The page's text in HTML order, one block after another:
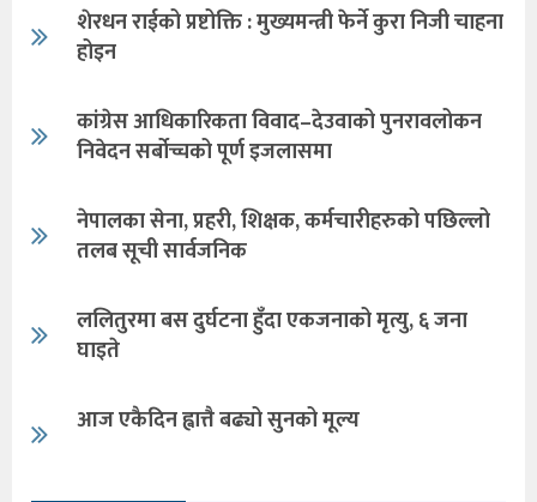
शेरधन राईको प्रष्टोक्ति : मुख्यमन्त्री फेर्ने कुरा निजी चाहना
होइन
कांग्रेस आधिकारिकता विवाद–देउवाको पुनरावलोकन
निवेदन सर्बोच्चको पूर्ण इजलासमा
नेपालका सेना, प्रहरी, शिक्षक, कर्मचारीहरुको पछिल्लो
तलब सूची सार्वजनिक
ललितुरमा बस दुर्घटना हुँदा एकजनाको मृत्यु, ६ जना
घाइते
आज एकैदिन ह्वात्तै बढ्यो सुनको मूल्य